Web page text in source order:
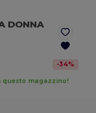
DONNA
-34%
questo magazzino!